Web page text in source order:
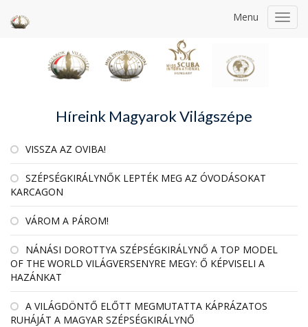
Menu
Híreink Magyarok Világszépe
VISSZA AZ OVIBA!
SZÉPSÉGKIRÁLYNŐK LEPTÉK MEG AZ ÓVODÁSOKAT
KARCAGON
VÁROM A PÁROM!
NÁNÁSI DOROTTYA SZÉPSÉGKIRÁLYNŐ A TOP MODEL
OF THE WORLD VILÁGVERSENYRE MEGY: Ő KÉPVISELI A
HAZÁNKAT
A VILÁGDÖNTŐ ELŐTT MEGMUTATTA KÁPRÁZATOS
RUHÁJÁT A MAGYAR SZÉPSÉGKIRÁLYNŐ